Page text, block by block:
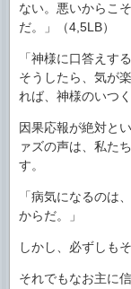
ない。悪いからこ
だ。」（4,5LB）
「神様に口答えす
そうしたら、気が
れば、神様のいつ
因果応報が絶対と
ァズの声は、私た
す。
「病気になるのは
からだ。」
しかし、必ずしも
それでもなお主に